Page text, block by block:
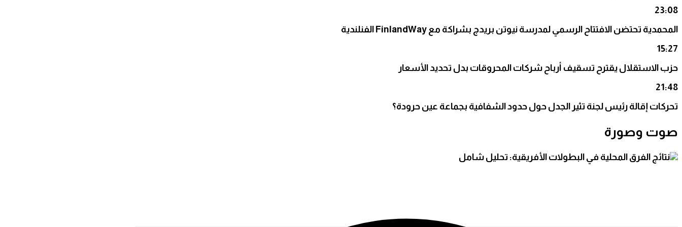
23:08
المحمدية تحتضن الافتتاح الرسمي لمدرسة نيوتن بريدج بشراكة مع FinlandWay الفنلندية
15:27
حزب الاستقلال يقترح تسقيف أرباح شركات المحروقات بدل تحديد الأسعار
21:48
تحركات إقالة رئيس لجنة تثير الجدل حول حدود الشفافية بجماعة عين حرودة؟
صوت وصورة